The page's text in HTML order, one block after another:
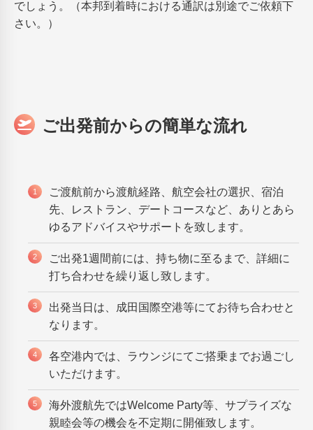
でしょう。（本邦到着時における通訳は別途でご依頼下
さい。）
ご出発前からの簡単な流れ
ご渡航前から渡航経路、航空会社の選択、宿泊
先、レストラン、デートコースなど、ありとあら
ゆるアドバイスやサポートを致します。
ご出発1週間前には、持ち物に至るまで、詳細に
打ち合わせを繰り返し致します。
出発当日は、成田国際空港等にてお待ち合わせと
なります。
各空港内では、ラウンジにてご搭乗までお過ごし
いただけます。
海外渡航先ではWelcome Party等、サプライズな
親睦会等の機会を不定期に開催致します。